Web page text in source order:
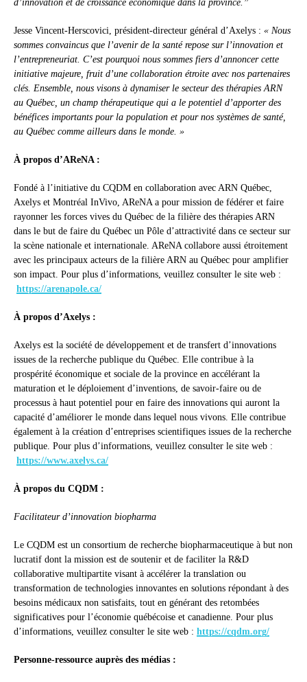
d’innovation et de croissance économique dans la province.”
Jesse Vincent-Herscovici, président-directeur général d’Axelys : « Nous
sommes convaincus que l’avenir de la santé repose sur l’innovation et
l’entrepreneuriat. C’est pourquoi nous sommes fiers d’annoncer cette
initiative majeure, fruit d’une collaboration étroite avec nos partenaires
clés. Ensemble, nous visons à dynamiser le secteur des thérapies ARN
au Québec, un champ thérapeutique qui a le potentiel d’apporter des
bénéfices importants pour la population et pour nos systèmes de santé,
au Québec comme ailleurs dans le monde. »
À propos d’AReNA :
Fondé à l’initiative du CQDM en collaboration avec ARN Québec,
Axelys et Montréal InVivo, AReNA a pour mission de fédérer et faire
rayonner les forces vives du Québec de la filière des thérapies ARN
dans le but de faire du Québec un Pôle d’attractivité dans ce secteur sur
la scène nationale et internationale. AReNA collabore aussi étroitement
avec les principaux acteurs de la filière ARN au Québec pour amplifier
son impact. Pour plus d’informations, veuillez consulter le site web :
https://arenapole.ca/
À propos d’Axelys :
Axelys est la société de développement et de transfert d’innovations
issues de la recherche publique du Québec. Elle contribue à la
prospérité économique et sociale de la province en accélérant la
maturation et le déploiement d’inventions, de savoir-faire ou de
processus à haut potentiel pour en faire des innovations qui auront la
capacité d’améliorer le monde dans lequel nous vivons. Elle contribue
également à la création d’entreprises scientifiques issues de la recherche
publique. Pour plus d’informations, veuillez consulter le site web :
https://www.axelys.ca/
À propos du CQDM :
Facilitateur d’innovation biopharma
Le CQDM est un consortium de recherche biopharmaceutique à but non
lucratif dont la mission est de soutenir et de faciliter la R&D
collaborative multipartite visant à accélérer la translation ou
transformation de technologies innovantes en solutions répondant à des
besoins médicaux non satisfaits, tout en générant des retombées
significatives pour l’économie québécoise et canadienne. Pour plus
d’informations, veuillez consulter le site web : https://cqdm.org/
Personne-ressource auprès des médias :